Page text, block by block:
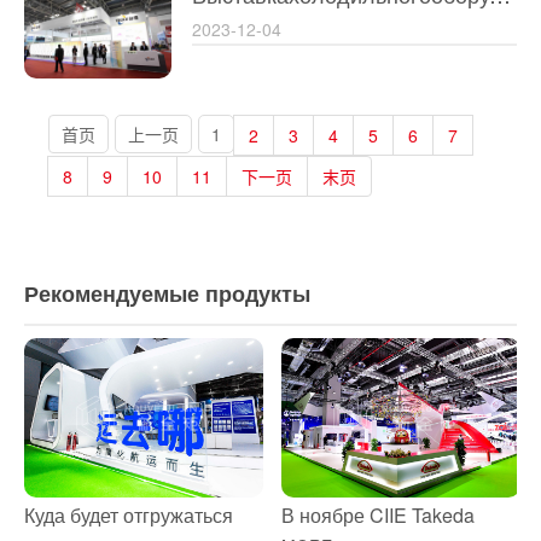
2023-12-04
首页 上一页 1 2 3 4 5 6
7
8
9 10 11 下一页 末页
Рекомендуемые продукты
Куда будет отгружаться
В ноябре CIIE Takeda